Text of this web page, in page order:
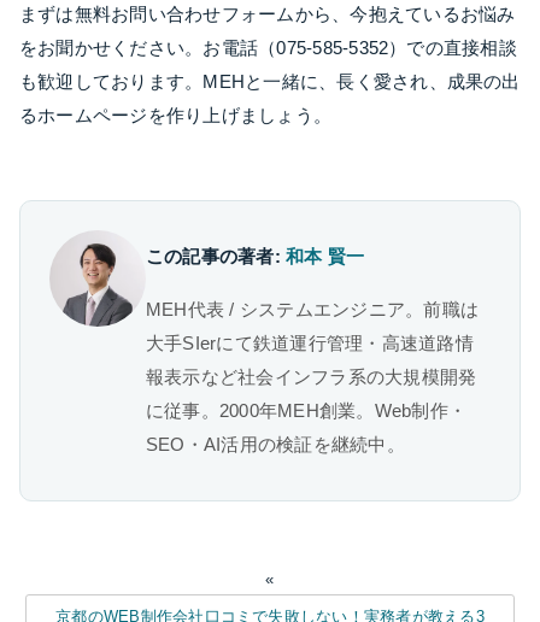
まずは無料お問い合わせフォームから、今抱えているお悩み
をお聞かせください。お電話（075-585-5352）での直接相談
も歓迎しております。MEHと一緒に、長く愛され、成果の出
るホームページを作り上げましょう。
この記事の著者:和本 賢一
MEH代表 / システムエンジニア。前職は
大手SIerにて鉄道運行管理・高速道路情
報表示など社会インフラ系の大規模開発
に従事。2000年MEH創業。Web制作・
SEO・AI活用の検証を継続中。
«
京都のWEB制作会社口コミで失敗しない！実務者が教える3